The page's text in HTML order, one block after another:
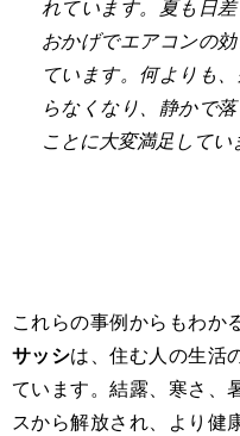
れています。夏も日
おかげでエアコンの
ています。何よりも
らなくなり、静かで
ことに大変満足してい
これらの事例からもわか
サッシは、住む人の生活
ています。結露、寒さ、
スから解放され、より健